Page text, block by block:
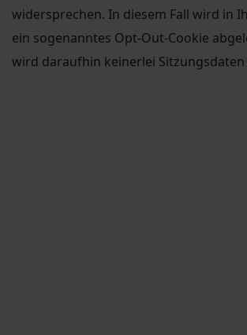
widersprechen. In diesem Fall wird in
ein sogenanntes Opt-Out-Cookie
wird daraufhin keinerlei